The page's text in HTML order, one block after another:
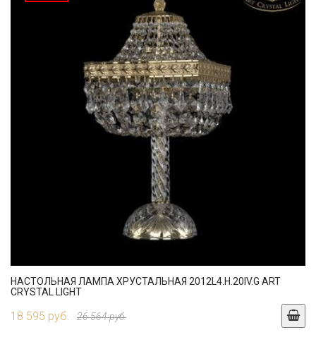
НАСТОЛЬНАЯ ЛАМПА ХРУСТАЛЬНАЯ 2012L4.H.20IV.G ART
CRYSTAL LIGHT
18 595 руб. 26 564 руб.